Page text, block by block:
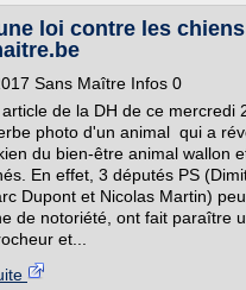
loi contre les
Sans Maître Infos 0
de la DH de ce mercredi
photo d'un animal qui a
du bien-être animal wallon
En effet, 3 députés PS
Dupont et Nicolas Martin)
de notoriété, ont fait paraître
et...